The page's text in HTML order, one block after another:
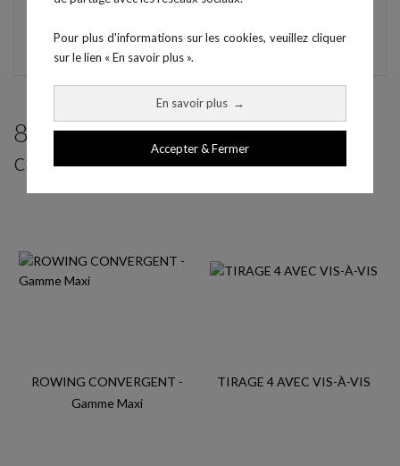
Pour plus d'informations sur les cookies, veuillez cliquer
sur le lien « En savoir plus ».
En savoir plus →
Accepter & Fermer
8 produits parmi ceux de la même
catégorie :
ROWING CONVERGENT -
Gamme Maxi
TIRAGE 4 AVEC VIS-À-VIS